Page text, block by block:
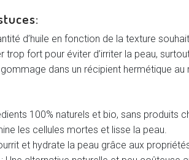
d’huile en fonction de la texture
trop fort pour éviter d’irriter la peau,
dans un récipient hermétique
100% naturels et bio, sans produits
les cellules mortes et lisse la peau.
et hydrate la peau grâce aux propriétés